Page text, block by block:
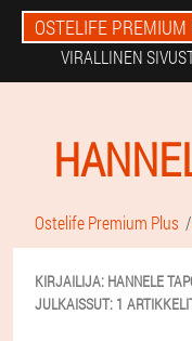
OSTELIFE PREMIUM
VIRALLINEN
Ostelife Premium Plus
KIRJAILIJA: HANNELE
JULKAISSUT: 1